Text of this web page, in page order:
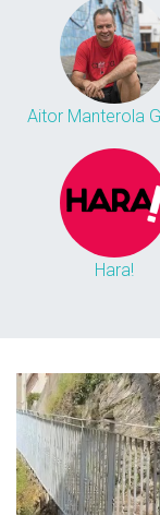
Aitor Manterola
Hara!